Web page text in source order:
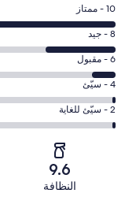
درجة
التصنيف
10
-
ممتاز.
320
من
أصل
10 - ممتاز
درجة
التصنيف
8
-
جيد.
95
من
8 - جيد
درجة
التصنيف
6
-
مقبول.
6 - مقبول
درجة
التصنيف
4
4 - سيّئ
درجة
التصنيف
2 - سيّئ للغاية
9.6
النظافة